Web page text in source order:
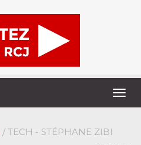
/ TECH - STÉPHANE ZIBI